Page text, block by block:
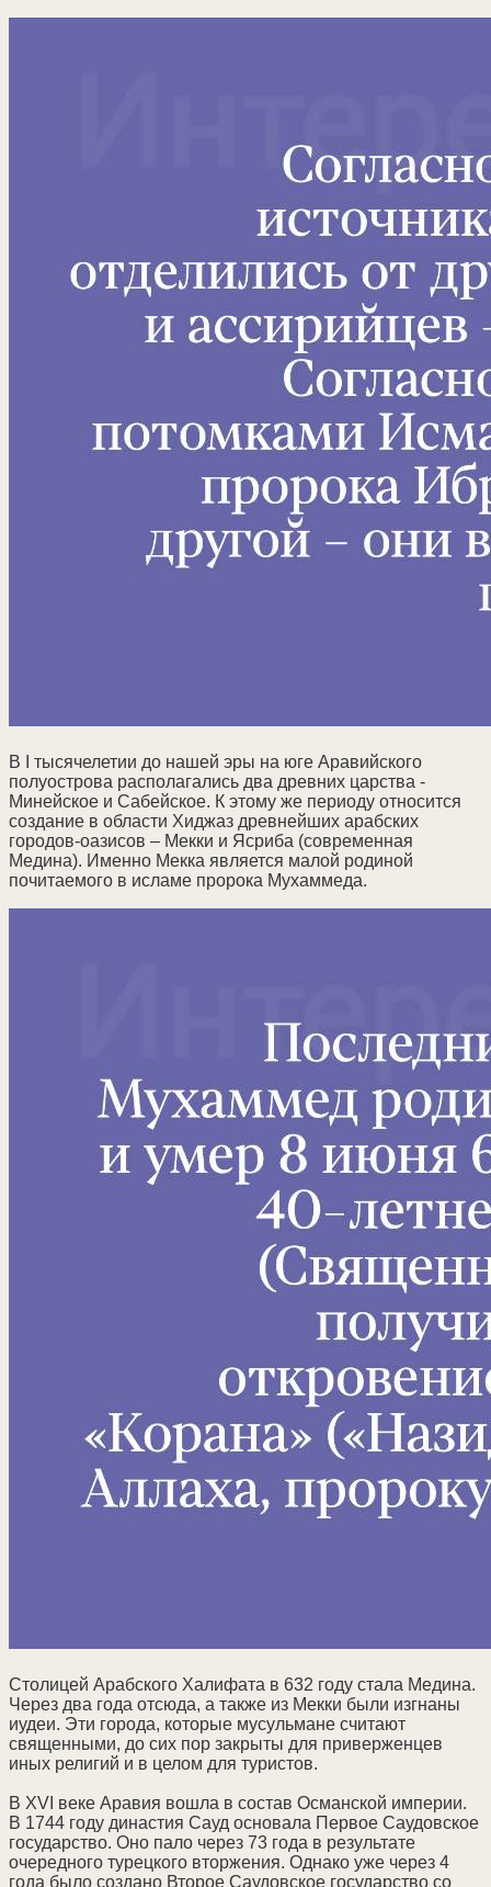
В I тысячелетии до нашей эры на юге Аравийского
полуострова располагались два древних царства -
Минейское и Сабейское. К этому же периоду относится
создание в области Хиджаз древнейших арабских
городов-оазисов – Мекки и Ясриба (современная
Медина). Именно Мекка является малой родиной
почитаемого в исламе пророка Мухаммеда.
Столицей Арабского Халифата в 632 году стала Медина.
Через два года отсюда, а также из Мекки были изгнаны
иудеи. Эти города, которые мусульмане считают
священными, до сих пор закрыты для приверженцев
иных религий и в целом для туристов.
В XVI веке Аравия вошла в состав Османской империи.
В 1744 году династия Сауд основала Первое Саудовское
государство. Оно пало через 73 года в результате
очередного турецкого вторжения. Однако уже через 4
года было создано Второе Саудовское государство со